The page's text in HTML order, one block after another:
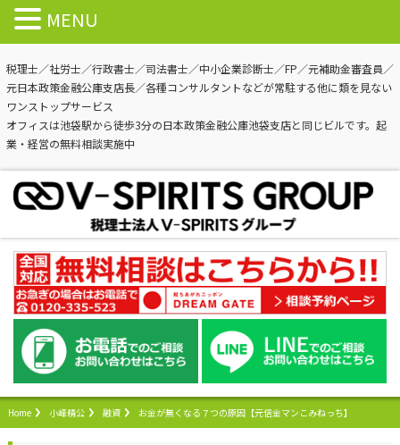
税理士／社労士／行政書士／司法書士／中小企業診断士／FP／元補助金審査員／
元日本政策金融公庫支店長／各種コンサルタントなどが常駐する他に類を見ない
ワンストップサービス
オフィスは池袋駅から徒歩3分の日本政策金融公庫池袋支店と同じビルです。起
業・経営の無料相談実施中
Home 小峰精公 融資 お金が無くなる７つの原因【元信金マンこみねっち】
MENU